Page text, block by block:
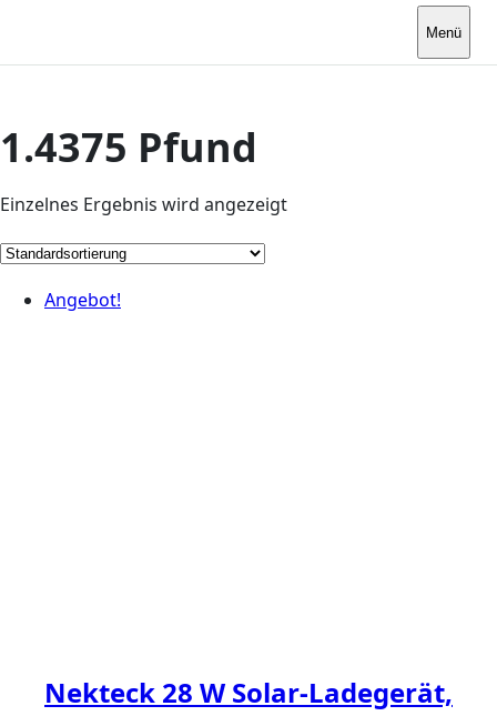
Menü
1.4375 Pfund
Einzelnes Ergebnis wird angezeigt
Angebot!
Nekteck 28 W Solar-Ladegerät,